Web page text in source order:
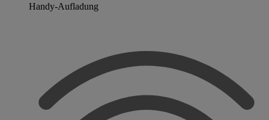
Handy-Aufladung